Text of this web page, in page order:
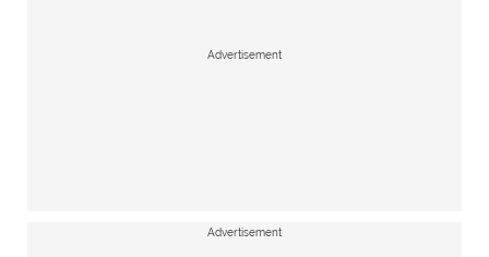
Advertisement
Advertisement